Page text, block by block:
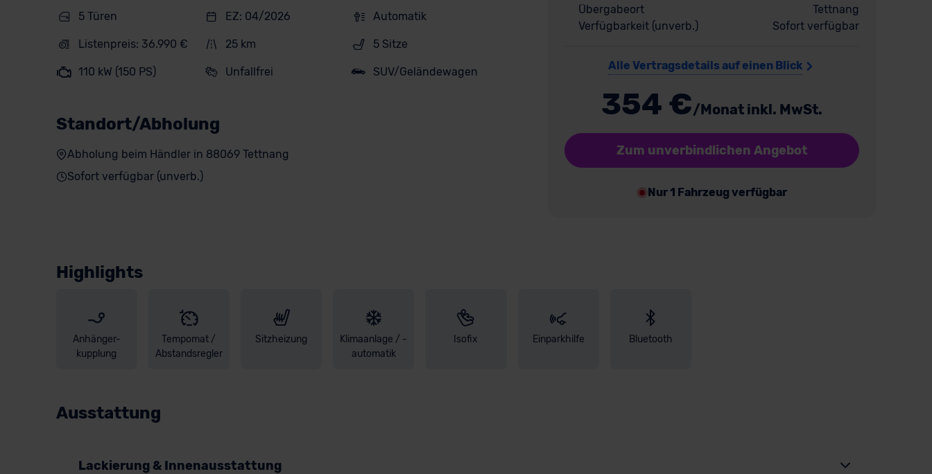
5 Türen EZ: 04/2026 Automatik
Listenpreis: 36.990 € 25 km 5 Sitze
110 kW (150 PS) Unfallfrei SUV/Geländewagen
Standort/Abholung
Abholung beim Händler in 88069 Tettnang
Sofort verfügbar (unverb.)
Übergabeort
Tettnang
Verfügbarkeit (unverb.)
Sofort verfügbar
Alle Vertragsdetails auf einen Blick
354 €/Monat inkl. MwSt.
Zum unverbindlichen Angebot
Nur 1 Fahrzeug verfügbar
Highlights
Anhänger-
kupplung
Tempomat /
Abstandsregler
Sitzheizung
Klimaanlage / -
automatik
Isofix Einparkhilfe Bluetooth
Ausstattung
Lackierung & Innenausstattung